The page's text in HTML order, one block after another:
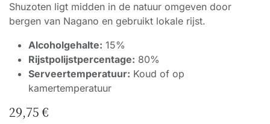
Shuzoten ligt midden in de natuur omgeven door
bergen van Nagano en gebruikt lokale rijst.
Alcoholgehalte: 15%
Rijstpolijstpercentage: 80%
Serveertemperatuur: Koud of op
kamertemperatuur
29,75€